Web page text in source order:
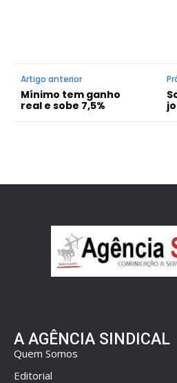
Artigo anterior
Mínimo tem ganho
real e sobe 7,5%
A AGÊNCIA SINDICAL
Quem Somos
Editorial